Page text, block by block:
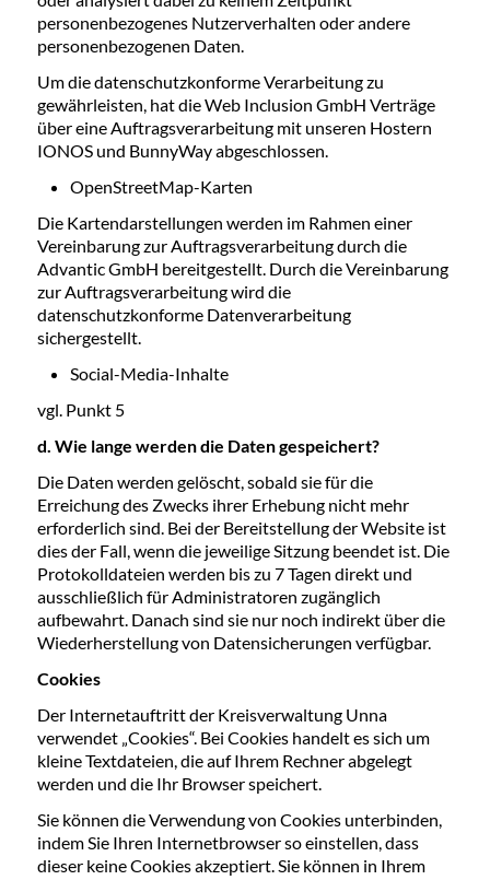
personenbezogenes Nutzerverhalten oder andere
personenbezogenen Daten.
Um die datenschutzkonforme Verarbeitung zu
gewährleisten, hat die Web Inclusion GmbH Verträge
über eine Auftragsverarbeitung mit unseren Hostern
IONOS und BunnyWay abgeschlossen.
OpenStreetMap-Karten
Die Kartendarstellungen werden im Rahmen einer
Vereinbarung zur Auftragsverarbeitung durch die
Advantic GmbH bereitgestellt. Durch die Vereinbarung
zur Auftragsverarbeitung wird die
datenschutzkonforme Datenverarbeitung
sichergestellt.
Social-Media-Inhalte
vgl. Punkt 5
d. Wie lange werden die Daten gespeichert?
Die Daten werden gelöscht, sobald sie für die
Erreichung des Zwecks ihrer Erhebung nicht mehr
erforderlich sind. Bei der Bereitstellung der Website ist
dies der Fall, wenn die jeweilige Sitzung beendet ist. Die
Protokolldateien werden bis zu 7 Tagen direkt und
ausschließlich für Administratoren zugänglich
aufbewahrt. Danach sind sie nur noch indirekt über die
Wiederherstellung von Datensicherungen verfügbar.
Cookies
Der Internetauftritt der Kreisverwaltung Unna
verwendet „Cookies“. Bei Cookies handelt es sich um
kleine Textdateien, die auf Ihrem Rechner abgelegt
werden und die Ihr Browser speichert.
Sie können die Verwendung von Cookies unterbinden,
indem Sie Ihren Internetbrowser so einstellen, dass
dieser keine Cookies akzeptiert. Sie können in Ihrem